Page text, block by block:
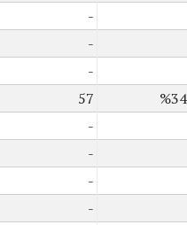
-
-
-
57
-
-
-
-